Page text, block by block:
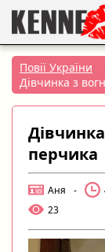
Міста:
Повії України
Дівчинка з
перчика
Аня -
23